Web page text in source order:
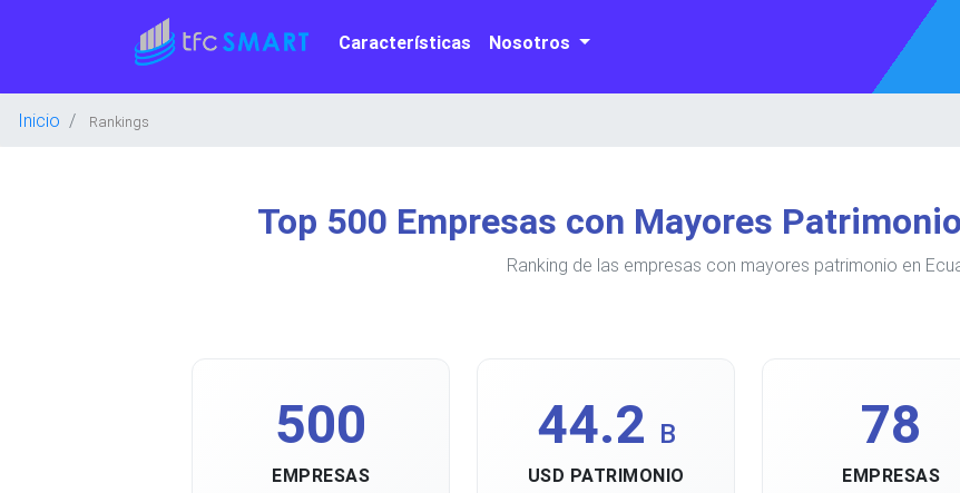
Características Nosotros
Inicio Rankings
Top 500 Empresas con Mayores
Ranking de las empresas con mayores patrimonio en
500
EMPRESAS
44.2 B
USD PATRIMONIO
78
EMPRESAS